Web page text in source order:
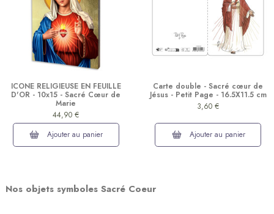
ICONE RELIGIEUSE EN FEUILLE
D'OR - 10x15 - Sacré Cœur de
Marie
44,90 €
Ajouter au panier
Carte double - Sacré cœur de
Jésus - Petit Page - 16.5X11.5 cm
3,60 €
Ajouter au panier
Nos objets symboles Sacré Coeur